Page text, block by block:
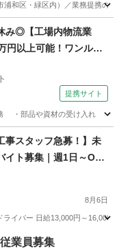
浦和区・緑区内）／業務提携
埼玉 さいたま市
み◎【工場内物流業
円以上可能！ワンルー
提携サイト
・部品や資材の受け入れ
事スタッフ急募！】未
イト募集｜週1日～O
8月6日
イバー 日給13,000円～
業員募集